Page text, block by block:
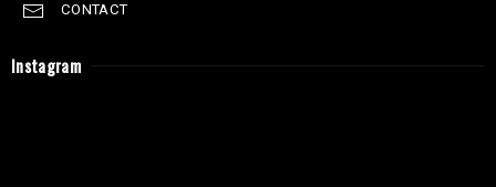
CONTACT
Instagram